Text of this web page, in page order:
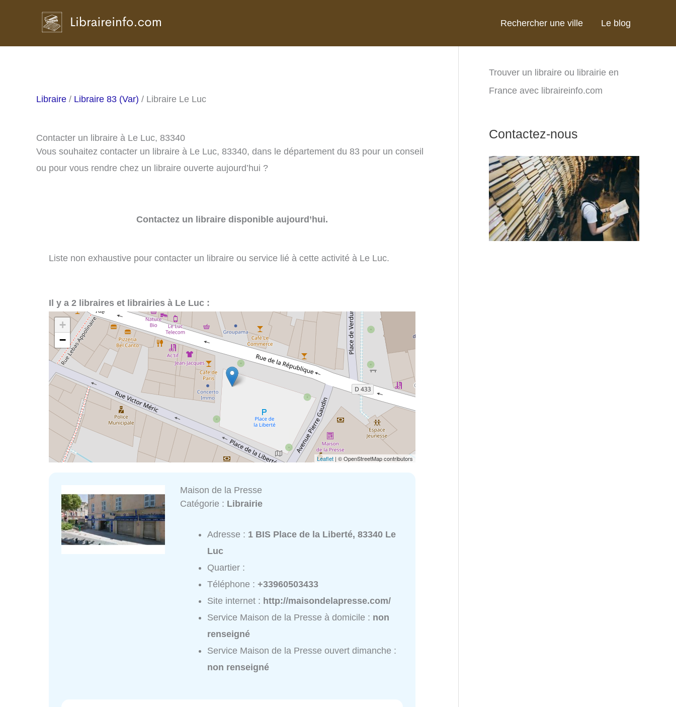
Rechercher une ville Le blog
Libraire / Libraire 83 (Var) / Libraire Le Luc
Contacter un libraire à Le Luc, 83340
Vous souhaitez contacter un libraire à Le Luc, 83340, dans le département du 83 pour un conseil
ou pour vous rendre chez un libraire ouverte aujourd’hui ?
Contactez un libraire disponible aujourd’hui.
Liste non exhaustive pour contacter un libraire ou service lié à cette activité à Le Luc.
Il y a 2 libraires et librairies à Le Luc :
+
−
Leaflet | © OpenStreetMap contributors
Maison de la Presse
Catégorie : Librairie
Adresse : 1 BIS Place de la Liberté, 83340 Le
Luc
Quartier :
Téléphone :+33960503433
Site internet : http://maisondelapresse.com/
Service Maison de la Presse à domicile : non
renseigné
Service Maison de la Presse ouvert dimanche :
non renseigné
Trouver un libraire ou librairie en
France avec libraireinfo.com
Contactez-nous